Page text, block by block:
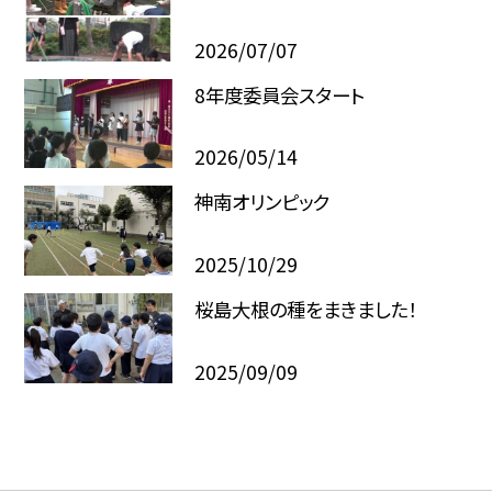
2026/07/07
8年度委員会スタート
2026/05/14
神南オリンピック
2025/10/29
桜島大根の種をまきました！
2025/09/09